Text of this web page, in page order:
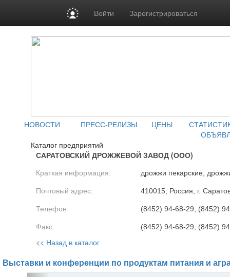
Войти Зарегистрироваться
НОВОСТИ ПРЕСС-РЕЛИЗЫ ЦЕНЫ
Каталог предприятий
САРАТОВСКИЙ ДРОЖЖЕВОЙ ЗАВОД (ООО)
Краткая информация: дрожжи пекарские,
Почтовый адрес: 410015, Россия, г.
Телефон: (8452) 94-68-29, (8452)
Факс: (8452) 94-68-29, (8452)
<< Назад в каталог
Выставки и конференции по продуктам питания и